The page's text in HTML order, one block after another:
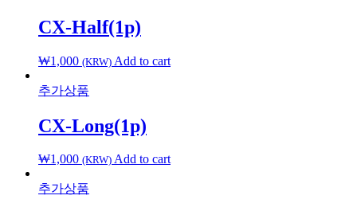
CX-Half(1p)
₩1,000 (KRW) Add to cart
추가상품
CX-Long(1p)
₩1,000 (KRW) Add to cart
추가상품